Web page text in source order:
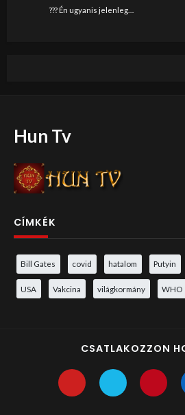
??? Én ugyanis jelenleg…
Hun Tv
CÍMKÉK
Bill Gates covid hatalom Putyin
USA Vakcina világkormány WHO
CSATLAKOZZON